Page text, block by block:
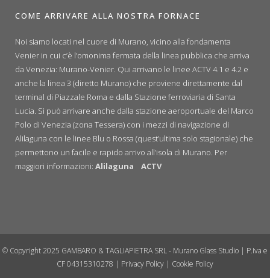
COME ARRIVARE ALLA NOSTRA FORNACE
Noi siamo locati nel cuore di Murano, vicino alla fondamenta
Venier in cui c’è l’omonima fermata della linea pubblica che arriva
da Venezia: Murano-Venier. Qui arrivano le linee ACTV 4.1 e 4.2 e
anche la linea 3 (diretto Murano) che proviene direttamente dal
terminal di Piazzale Roma e dalla Stazione ferroviaria di Santa
Lucia. Si può arrivare anche dalla stazione aeroportuale del Marco
Polo di Venezia (zona Tessera) con i mezzi di navigazione di
Alilaguna con le linee Blu o Rossa (quest’ultima solo stagionale) che
permettono un facile e rapido arrivo all’isola di Murano. Per
maggiori informazioni: Alilaguna ACTV
© Copyright 2025 GAMBARO & TAGLIAPIETRA SRL - Murano Glass Studio | P.Iva e
CF 04315310278 | Privacy Policy | Cookie Policy